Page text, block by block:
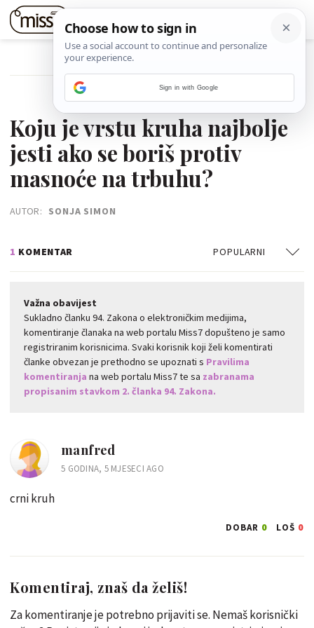
POVRATAK NA ČLANAK
09. OŽUJKA 2021.
Koju je vrstu kruha najbolje
jesti ako se boriš protiv
masnoće na trbuhu?
AUTOR: SONJA SIMON
1 KOMENTAR POPULARNI
Važna obavijest
Sukladno članku 94. Zakona o elektroničkim medijima,
komentiranje članaka na web portalu Miss7 dopušteno je samo
registriranim korisnicima. Svaki korisnik koji želi komentirati
članke obvezan je prethodno se upoznati s Pravilima
komentiranja na web portalu Miss7 te sa zabranama
propisanim stavkom 2. članka 94. Zakona.
manfred
5 GODINA, 5 MJESECI AGO
crni kruh
DOBAR 0 LOŠ 0
Komentiraj, znaš da želiš!
Za komentiranje je potrebno prijaviti se. Nemaš korisnički
Sign in with Google